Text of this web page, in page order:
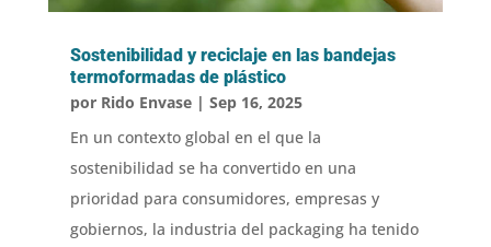
Sostenibilidad y reciclaje en las bandejas
termoformadas de plástico
por Rido Envase| Sep 16, 2025
En un contexto global en el que la
sostenibilidad se ha convertido en una
prioridad para consumidores, empresas y
gobiernos, la industria del packaging ha tenido